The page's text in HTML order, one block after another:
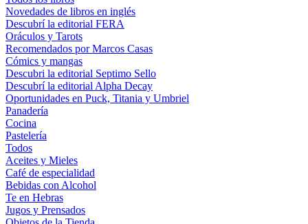
Novedades de libros en inglés
Descubrí la editorial FERA
Oráculos y Tarots
Recomendados por Marcos Casas
Cómics y mangas
Descubri la editorial Septimo Sello
Descubrí la editorial Alpha Decay
Oportunidades en Puck, Titania y Umbriel
Panadería
Cocina
Pastelería
Todos
Aceites y Mieles
Café de especialidad
Bebidas con Alcohol
Te en Hebras
Jugos y Prensados